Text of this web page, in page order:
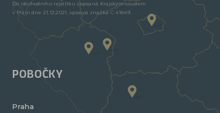
Do obchodního rejstříku zapsaná Krajským soudem
v Plzni dne 21.12.2021, spisová značka C 41649.
POBOČKY
Praha